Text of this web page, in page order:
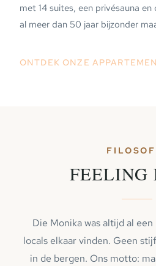
met 14 suites, een privésauna
al meer dan 50 jaar bijzonder
ONTDEK ONZE
FEELING
Die Monika was altijd al
locals elkaar vinden. Geen
in de bergen. Ons motto: